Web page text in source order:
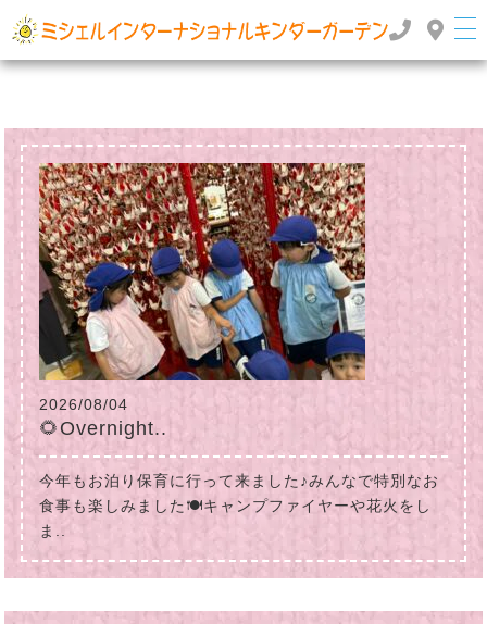
ーガーデン
TOP
2026/08/04
🌻Overnight..
今年もお泊り保育に行って来ました♪みんなで特別なお
食事も楽しみました🍽キャンプファイヤーや花火をし
ま..